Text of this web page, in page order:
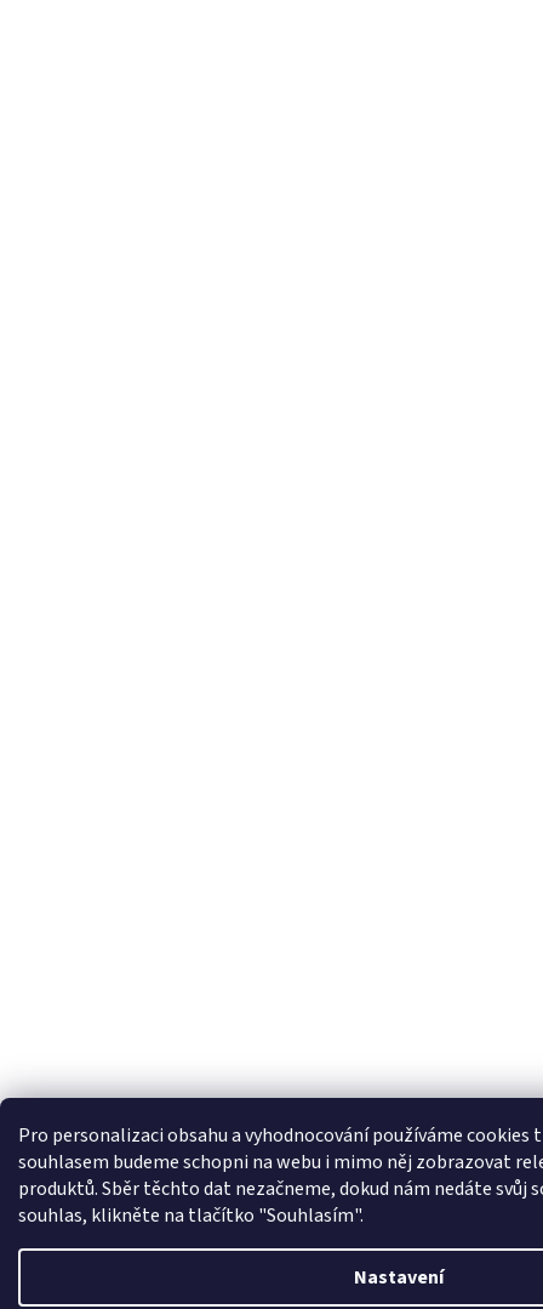
Pro personalizaci obsahu a vyhodnocování používáme cookies
souhlasem budeme schopni na webu i mimo něj zobrazovat
produktů. Sběr těchto dat nezačneme, dokud nám nedáte svůj
souhlas, klikněte na tlačítko "Souhlasím".
Nastavení